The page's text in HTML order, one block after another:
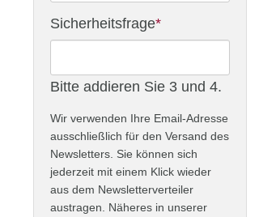
Adresse
Pflichtfeld
Sicherheitsfrage*
Bitte addieren Sie 3 und 4.
Wir verwenden Ihre Email-Adresse
ausschließlich für den Versand des
Newsletters. Sie können sich
jederzeit mit einem Klick wieder
aus dem Newsletterverteiler
austragen. Näheres in unserer